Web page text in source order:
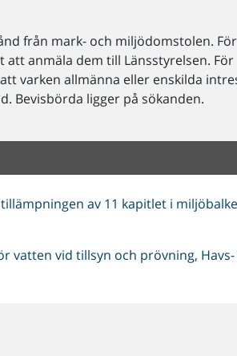
från mark- och miljödomstolen.
anmäla dem till Länsstyrelsen. För
varken allmänna eller enskilda
Bevisbörda ligger på sökanden.
av 11 kapitlet i
vatten vid tillsyn och prövning, Havs-